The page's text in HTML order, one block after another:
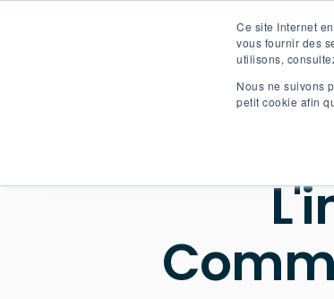
Ce site Internet
vous fournir des
utilisons,
Nous ne suivons
petit cookie afin